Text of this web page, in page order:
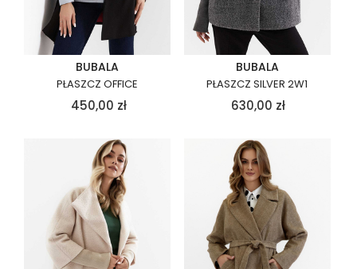
BUBALA
PŁASZCZ OFFICE
450,00 zł
BUBALA
PŁASZCZ SILVER 2W1
630,00 zł